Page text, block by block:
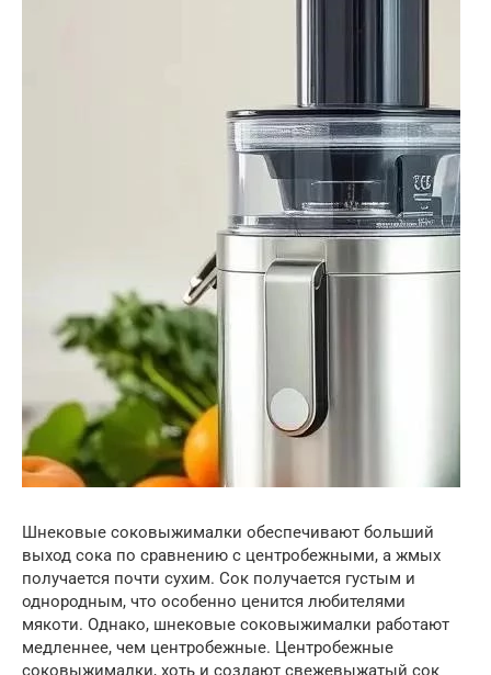
Шнековые соковыжималки обеспечивают больший
выход сока по сравнению с центробежными, а жмых
получается почти сухим. Сок получается густым и
однородным, что особенно ценится любителями
мякоти. Однако, шнековые соковыжималки работают
медленнее, чем центробежные. Центробежные
соковыжималки, хоть и создают свежевыжатый сок